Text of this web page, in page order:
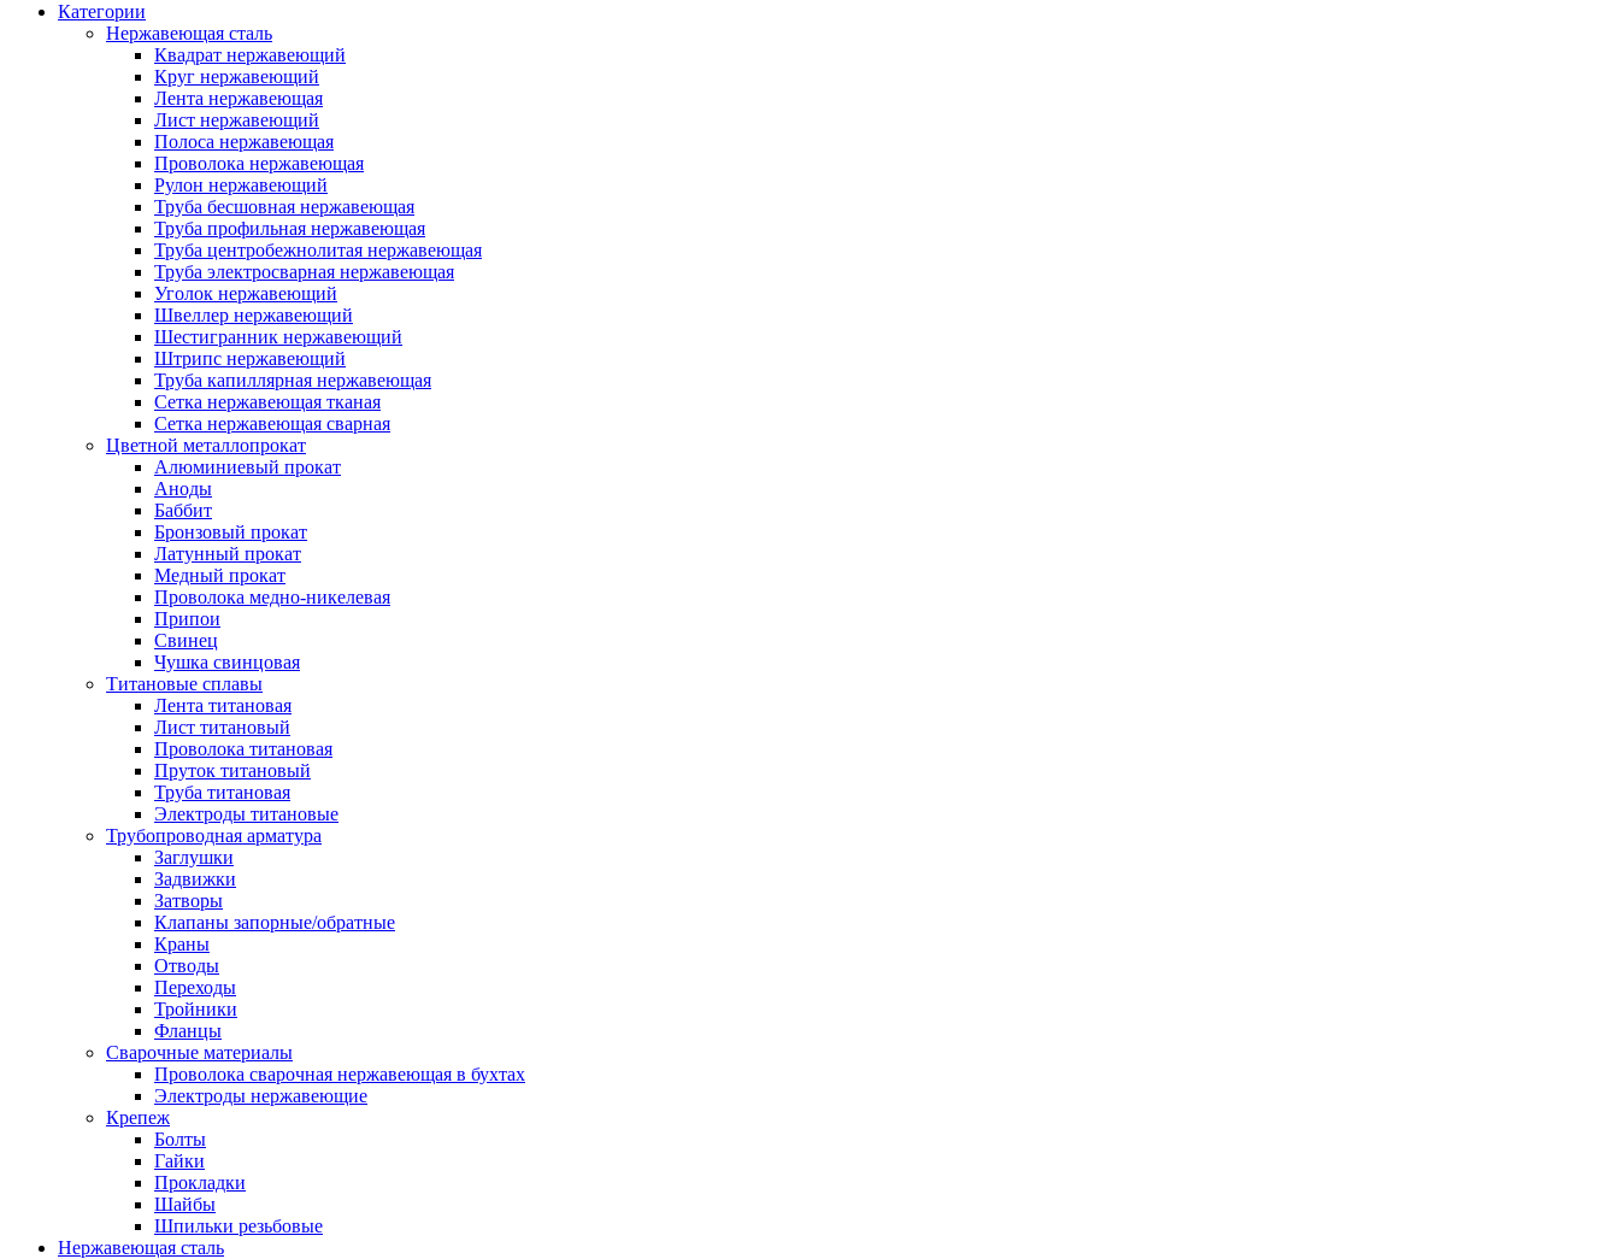
Категории
Нержавеющая сталь
Квадрат нержавеющий
Круг нержавеющий
Лента нержавеющая
Лист нержавеющий
Полоса нержавеющая
Проволока нержавеющая
Рулон нержавеющий
Труба бесшовная нержавеющая
Труба профильная нержавеющая
Труба центробежнолитая нержавеющая
Труба электросварная нержавеющая
Уголок нержавеющий
Швеллер нержавеющий
Шестигранник нержавеющий
Штрипс нержавеющий
Труба капиллярная нержавеющая
Сетка нержавеющая тканая
Сетка нержавеющая сварная
Цветной металлопрокат
Алюминиевый прокат
Аноды
Баббит
Бронзовый прокат
Латунный прокат
Медный прокат
Проволока медно-никелевая
Припои
Свинец
Чушка свинцовая
Титановые сплавы
Лента титановая
Лист титановый
Проволока титановая
Пруток титановый
Труба титановая
Электроды титановые
Трубопроводная арматура
Заглушки
Задвижки
Затворы
Клапаны запорные/обратные
Краны
Отводы
Переходы
Тройники
Фланцы
Сварочные материалы
Проволока сварочная нержавеющая в бухтах
Электроды нержавеющие
Крепеж
Болты
Гайки
Прокладки
Шайбы
Шпильки резьбовые
Нержавеющая сталь